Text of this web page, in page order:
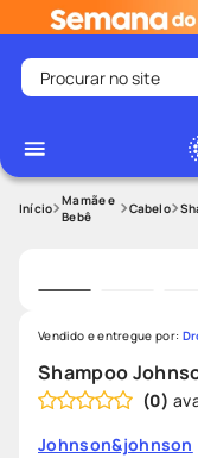
Procurar no site
1
2 º
medley
7º
mounjaro
Mamãe e
Bebê
Cabelo
Shampoo
(0)
Johnson&johnson
Vendido e entregue por: